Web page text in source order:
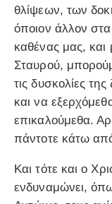
θλίψεων, των
όποιον άλλον
καθένας μας, και
Σταυρού,
τις δυσκολίες
και να
επικαλούμεθα.
πάντοτε κάτω
Και τότε και ο
ενδυναμώνει,